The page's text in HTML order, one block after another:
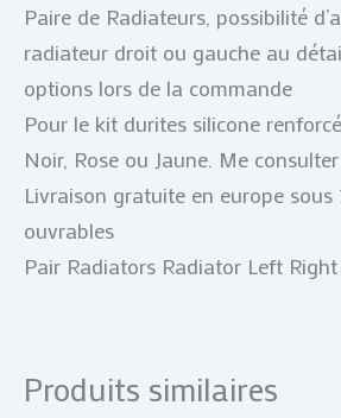
Paire de Radiateurs, possibilité
radiateur droit ou gauche au
options lors de la commande
Pour le kit durites silicone
Noir, Rose ou Jaune. Me consulter
Livraison gratuite en europe sous
ouvrables
Pair Radiators Radiator Left
Produits similaires